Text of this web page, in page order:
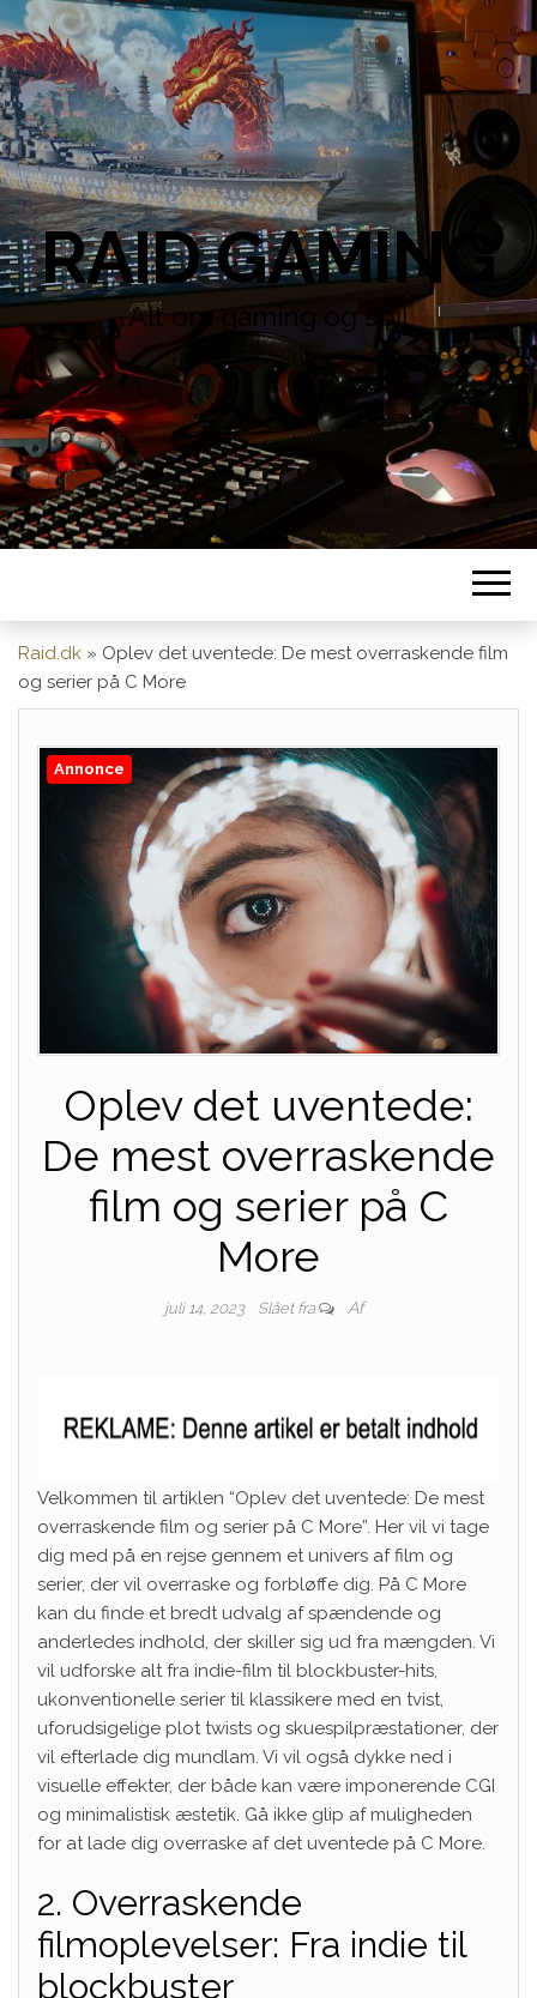
RAID GAMING
Alt om gaming og spil
Raid.dk » Oplev det uventede: De mest overraskende film
og serier på C More
Annonce
Oplev det uventede:
De mest overraskende
film og serier på C
More
juli 14, 2023 Slået fra Af
Velkommen til artiklen “Oplev det uventede: De mest
overraskende film og serier på C More”. Her vil vi tage
dig med på en rejse gennem et univers af film og
serier, der vil overraske og forbløffe dig. På C More
kan du finde et bredt udvalg af spændende og
anderledes indhold, der skiller sig ud fra mængden. Vi
vil udforske alt fra indie-film til blockbuster-hits,
ukonventionelle serier til klassikere med en tvist,
uforudsigelige plot twists og skuespilpræstationer, der
vil efterlade dig mundlam. Vi vil også dykke ned i
visuelle effekter, der både kan være imponerende CGI
og minimalistisk æstetik. Gå ikke glip af muligheden
for at lade dig overraske af det uventede på C More.
2. Overraskende
filmoplevelser: Fra indie til
blockbuster